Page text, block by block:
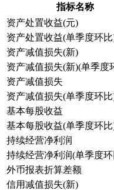
指标名称
资产处置收益(元)
资产处置收益(单季度环
资产减值损失(新)
资产减值损失(新)(单季度
资产减值损失
资产减值损失(单季度环
基本每股收益
基本每股收益(单季度环
持续经营净利润
持续经营净利润(单季度
外币报表折算差额
信用减值损失(新)